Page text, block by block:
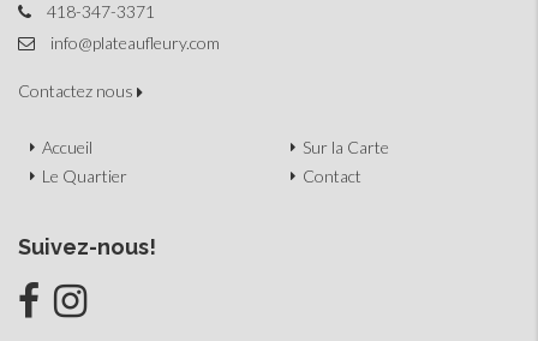
418-347-3371
info@plateaufleury.com
Contactez nous
Accueil
Le Quartier
Sur la Carte
Contact
Suivez-nous!